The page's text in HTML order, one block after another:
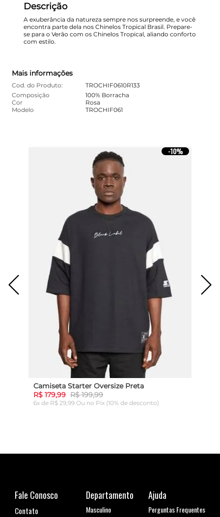
Descrição
A exuberância da natureza sempre nos surpreende, e você
encontra parte dela nos Chinelos Tropical Brasil. Prepare-
se para o Verão com os Chinelos Tropical, aliando conforto
com estilo.
Mais informações
Cod. do Produto:
TROCHIF0610R133
Composição
100% Borracha
Cor
Rosa
Modelo
TROCHIF061
-10%
Camiseta Starter Oversize Preta
R$ 179,99 R$ 199,99
6x de R$ 29,99 Ou no Pix (10% de desconto)
Fale Conosco
Contato
Departamento
Masculino
Ajuda
Perguntas Frequentes